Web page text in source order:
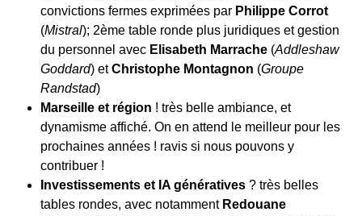
convictions fermes exprimées par Philippe Corrot
(Mistral); 2ème table ronde plus juridiques et gestion
du personnel avec Elisabeth Marrache (Addleshaw
Goddard) etChristophe Montagnon (Groupe
Randstad)
Marseille et région ! très belle ambiance, et
dynamisme affiché. On en attend le meilleur pour les
prochaines années ! ravis si nous pouvons y
contribuer !
Investissements et IA génératives ? très belles
tables rondes, avec notamment Redouane